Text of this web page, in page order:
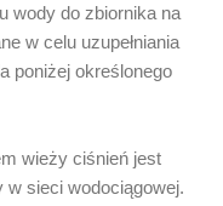
wody do zbiornika na
w celu uzupełniania
poniżej określonego
wieży ciśnień jest
w sieci wodociągowej.